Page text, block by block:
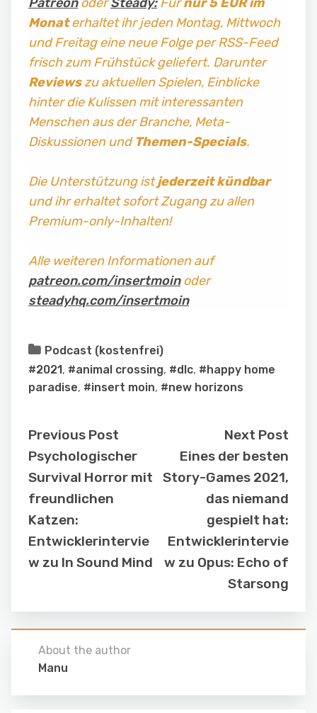
Monaterhaltet ihr jeden Montag, Mittwoch
und Freitag eine neue Folge per RSS-Feed
frisch zum Frühstück geliefert. Darunter
Reviewszu aktuellen Spielen, Einblicke
hinter die Kulissen mit interessanten
Menschen aus der Branche, Meta-
Diskussionen und Themen-Specials.
Die Unterstützung istjederzeit kündbar
und ihr erhaltet sofort Zugang zu allen
Premium-only-Inhalten!
Alle weiteren Informationen auf
patreon.com/insertmoinoder
steadyhq.com/insertmoin
Podcast (kostenfrei)
#2021, #animal crossing, #dlc, #happy home
paradise, #insert moin, #new horizons
Previous Post
Psychologischer
Survival Horror mit
freundlichen
Katzen:
Entwicklerintervie
w zu In Sound Mind
Next Post
Eines der besten
Story-Games 2021,
das niemand
gespielt hat:
Entwicklerintervie
w zu Opus: Echo of
Starsong
About the author
Manu